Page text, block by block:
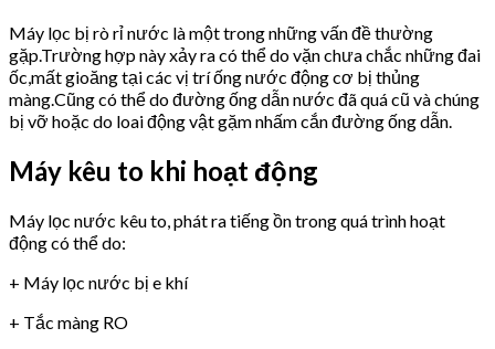
Máy lọc bị rò rỉ nước là một trong những vấn đề thường
gặp.Trường hợp này xảy ra có thể do vặn chưa chắc những đai
ốc,mất gioăng tại các vị trí ống nước động cơ bị thủng
màng.Cũng có thể do đường ống dẫn nước đã quá cũ và chúng
bị vỡ hoặc do loai động vật gặm nhấm cắn đường ống dẫn.
Máy kêu to khi hoạt động
Máy lọc nước kêu to, phát ra tiếng ồn trong quá trình hoạt
động có thể do:
+ Máy lọc nước bị e khí
+ Tắc màng RO